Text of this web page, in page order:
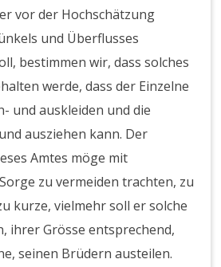
vor der Hochschätzung
und Überflusses
bestimmen wir, dass solches
werde, dass der Einzelne
und auskleiden und die
ausziehen kann. Der
Amtes möge mit
zu vermeiden trachten, zu
kurze, vielmehr soll er solche
ihrer Grösse entsprechend,
seinen Brüdern austeilen.